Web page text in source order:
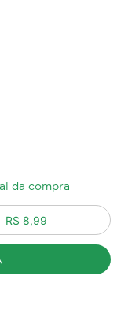
da compra
R$ 8,99